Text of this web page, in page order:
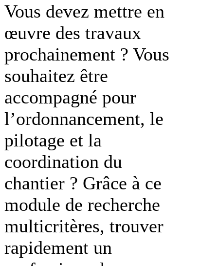
Vous devez mettre en
œuvre des travaux
prochainement ? Vous
souhaitez être
accompagné pour
l’ordonnancement, le
pilotage et la
coordination du
chantier ? Grâce à ce
module de recherche
multicritères, trouver
rapidement un